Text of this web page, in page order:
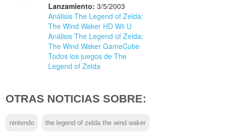
Lanzamiento: 3/5/2003
Análisis The Legend of Zelda:
The Wind Waker HD Wii U
Análisis The Legend of Zelda:
The Wind Waker GameCube
Todos los juegos de The
Legend of Zelda
OTRAS NOTICIAS SOBRE:
nintendo the legend of zelda the wind waker